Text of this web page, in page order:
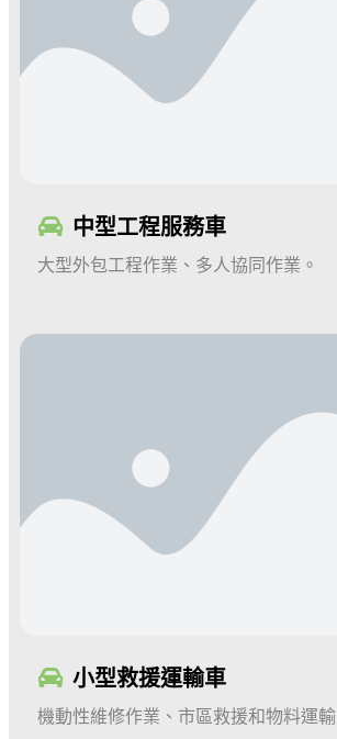
中型工程服務車
大型外包工程作業、多人協同作業 。
小型救援運輸車
機動性維修作業、市區救援和物料運輸